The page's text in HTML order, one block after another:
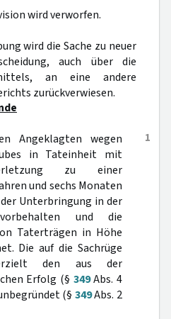
wird verworfen.
wird die Sache zu neuer
auch über die
an eine andere
zurückverwiesen.
1
Angeklagten wegen
in Tateinheit mit
zu einer
und sechs Monaten
Unterbringung in der
vorbehalten und die
Taterträgen in Höhe
Die auf die Sachrüge
den aus der
Erfolg (§ 349Abs. 4
(§ 349Abs. 2